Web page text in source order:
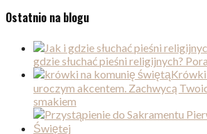
Ostatnio na blogu
gdzie słuchać pieśni religijnych?
Krówki
uroczym akcentem. Zachwycą
smakiem